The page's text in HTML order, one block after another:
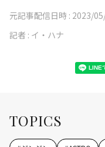
元記事配信日時 : 2023/
記者 : イ・ハナ
TOPICS